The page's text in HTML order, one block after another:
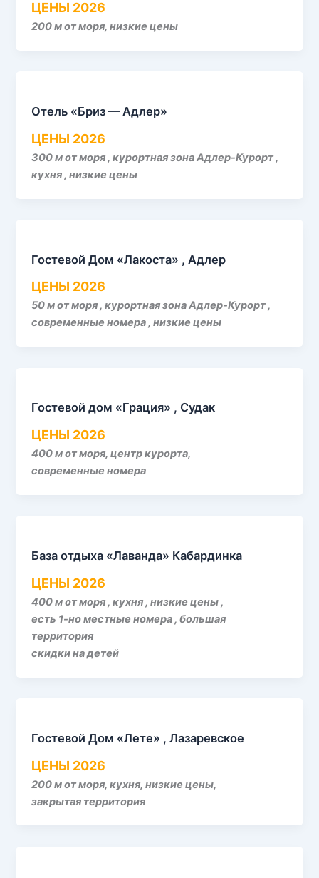
ЦЕНЫ 2026
200 м от моря, низкие цены
Отель «Бриз — Адлер»
ЦЕНЫ 2026
300 м от моря , курортная зона Адлер-Курорт ,
кухня , низкие цены
Гостевой Дом «Лакоста» , Адлер
ЦЕНЫ 2026
50 м от моря , курортная зона Адлер-Курорт ,
современные номера , низкие цены
Гостевой дом «Грация» , Судак
ЦЕНЫ 2026
400 м от моря, центр курорта,
современные номера
База отдыха «Лаванда» Кабардинка
ЦЕНЫ 2026
400 м от моря , кухня , низкие цены ,
есть 1-но местные номера , большая
территория
скидки на детей
Гостевой Дом «Лете» , Лазаревское
ЦЕНЫ 2026
200 м от моря, кухня, низкие цены,
закрытая территория